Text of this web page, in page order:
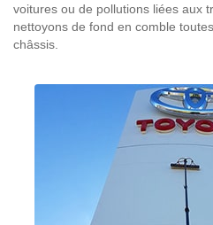
voitures ou de pollutions liées aux
nettoyons de fond en comble
châssis.